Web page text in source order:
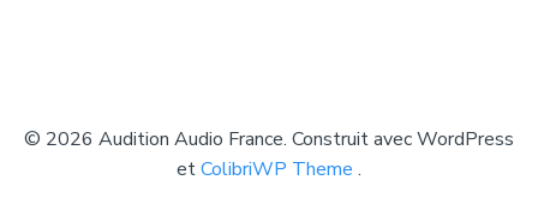
© 2026 Audition Audio France. Construit avec WordPress
etColibriWP Theme .